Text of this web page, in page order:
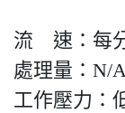
流 速：每
處理量：N/
工作壓力：